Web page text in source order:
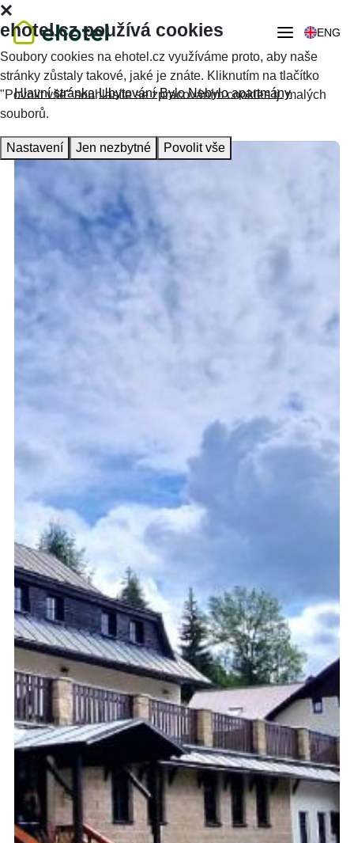
ENG
Hlavní stránka Ubytování Bylo Nebylo apartmány
ehotel.cz používá cookies
Soubory cookies na ehotel.cz využíváme proto, aby naše
stránky zůstaly takové, jaké je znáte. Kliknutím na tlačítko
"Povolit vše" souhlasíte se zpracováním cookies tj. malých
souborů.
Nastavení Jen nezbytné Povolit vše